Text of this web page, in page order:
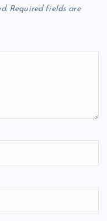
Required fields are